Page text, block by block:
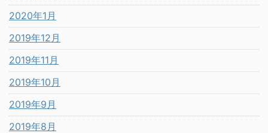
2020年1月
2019年12月
2019年11月
2019年10月
2019年9月
2019年8月